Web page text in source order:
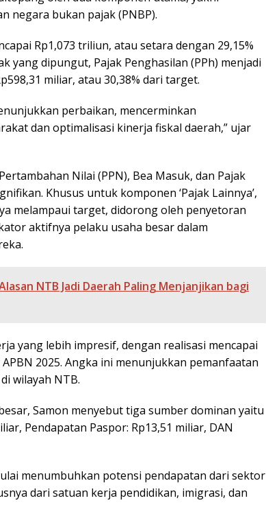
negara bukan pajak (PNBP).
Rp1,073 triliun, atau setara dengan 29,15%
yang dipungut, Pajak Penghasilan (PPh) menjadi
miliar, atau 30,38% dari target.
perbaikan, mencerminkan
dan optimalisasi kinerja fiskal daerah,” ujar
Nilai (PPN), Bea Masuk, dan Pajak
Khusus untuk komponen ‘Pajak Lainnya’,
melampaui target, didorong oleh penyetoran
aktifnya pelaku usaha besar dalam
NTB Jadi Daerah Paling Menjanjikan bagi
yang lebih impresif, dengan realisasi mencapai
2025. Angka ini menunjukkan pemanfaatan
wilayah NTB.
Samon menyebut tiga sumber dominan yaitu
Pendapatan Paspor: Rp13,51 miliar, DAN
menumbuhkan potensi pendapatan dari sektor
dari satuan kerja pendidikan, imigrasi, dan